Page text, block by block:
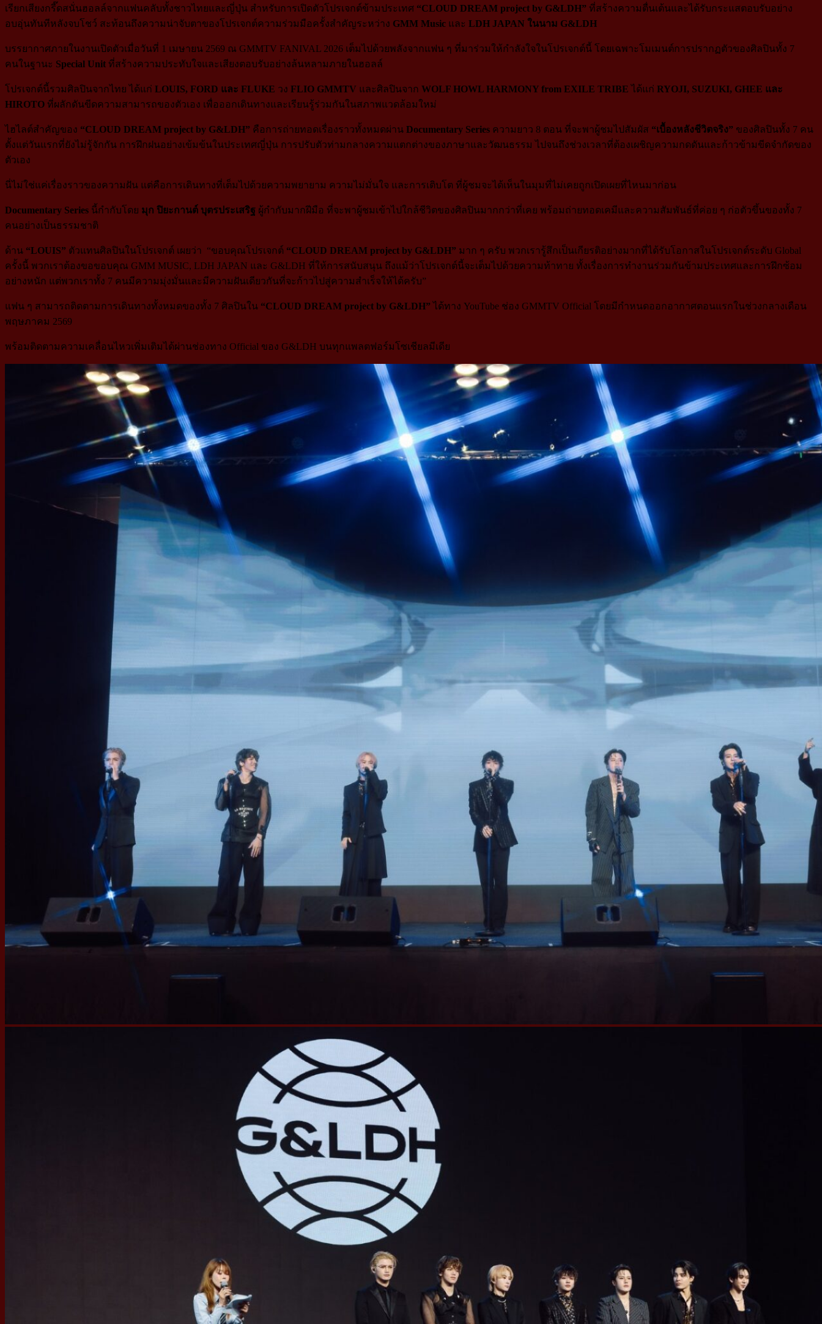
เรียกเสียงกรี๊ดสนั่นฮอลล์จากแฟนคลับทั้งชาวไทยและญี่ปุ่น สำหรับการเปิดตัวโปรเจกต์ข้ามประเทศ “CLOUD DREAM project by G&LDH” ที่สร้างความตื่นเต้นและได้รับกระแสตอบรับอย่าง
อบอุ่นทันทีหลังจบโชว์ สะท้อนถึงความน่าจับตาของโปรเจกต์ความร่วมมือครั้งสำคัญระหว่าง GMM Music และ LDH JAPAN ในนาม G&LDH
บรรยากาศภายในงานเปิดตัวเมื่อวันที่ 1 เมษายน 2569 ณ GMMTV FANIVAL 2026 เต็มไปด้วยพลังจากแฟน ๆ ที่มาร่วมให้กำลังใจในโปรเจกต์นี้ โดยเฉพาะโมเมนต์การปรากฏตัวของศิลปินทั้ง 7
คนในฐานะ Special Unit ที่สร้างความประทับใจและเสียงตอบรับอย่างล้นหลามภายในฮอลล์
โปรเจกต์นี้รวมศิลปินจากไทย ได้แก่ LOUIS, FORD และ FLUKE วง FLIO GMMTV และศิลปินจาก WOLF HOWL HARMONY from EXILE TRIBE ได้แก่ RYOJI, SUZUKI, GHEE และ
HIROTO ที่ผลักดันขีดความสามารถของตัวเอง เพื่อออกเดินทางและเรียนรู้ร่วมกันในสภาพแวดล้อมใหม่
ไฮไลต์สำคัญของ “CLOUD DREAM project by G&LDH” คือการถ่ายทอดเรื่องราวทั้งหมดผ่าน Documentary Series ความยาว 8 ตอน ที่จะพาผู้ชมไปสัมผัส “เบื้องหลังชีวิตจริง” ของศิลปินทั้ง 7 คน
ตั้งแต่วันแรกที่ยังไม่รู้จักกัน การฝึกฝนอย่างเข้มข้นในประเทศญี่ปุ่น การปรับตัวท่ามกลางความแตกต่างของภาษาและวัฒนธรรม ไปจนถึงช่วงเวลาที่ต้องเผชิญความกดดันและก้าวข้ามขีดจำกัดของ
ตัวเอง
นี่ไม่ใช่แค่เรื่องราวของความฝัน แต่คือการเดินทางที่เต็มไปด้วยความพยายาม ความไม่มั่นใจ และการเติบโต ที่ผู้ชมจะได้เห็นในมุมที่ไม่เคยถูกเปิดเผยที่ไหนมาก่อน
Documentary Series นี้กำกับโดย มุก ปิยะกานต์ บุตรประเสริฐ ผู้กำกับมากฝีมือ ที่จะพาผู้ชมเข้าไปใกล้ชีวิตของศิลปินมากกว่าที่เคย พร้อมถ่ายทอดเคมีและความสัมพันธ์ที่ค่อย ๆ ก่อตัวขึ้นของทั้ง 7
คนอย่างเป็นธรรมชาติ
ด้าน “LOUIS” ตัวแทนศิลปินในโปรเจกต์ เผยว่า “ขอบคุณโปรเจกต์ “CLOUD DREAM project by G&LDH” มาก ๆ ครับ พวกเรารู้สึกเป็นเกียรติอย่างมากที่ได้รับโอกาสในโปรเจกต์ระดับ Global
ครั้งนี้ พวกเราต้องขอขอบคุณ GMM MUSIC, LDH JAPAN และ G&LDH ที่ให้การสนับสนุน ถึงแม้ว่าโปรเจกต์นี้จะเต็มไปด้วยความท้าทาย ทั้งเรื่องการทำงานร่วมกันข้ามประเทศและการฝึกซ้อม
อย่างหนัก แต่พวกเราทั้ง 7 คนมีความมุ่งมั่นและมีความฝันเดียวกันที่จะก้าวไปสู่ความสำเร็จให้ได้ครับ”
แฟน ๆ สามารถติดตามการเดินทางทั้งหมดของทั้ง 7 ศิลปินใน “CLOUD DREAM project by G&LDH” ได้ทาง YouTube ช่อง GMMTV Official โดยมีกำหนดออกอากาศตอนแรกในช่วงกลางเดือน
พฤษภาคม 2569
พร้อมติดตามความเคลื่อนไหวเพิ่มเติมได้ผ่านช่องทาง Official ของ G&LDH บนทุกแพลตฟอร์มโซเชียลมีเดีย